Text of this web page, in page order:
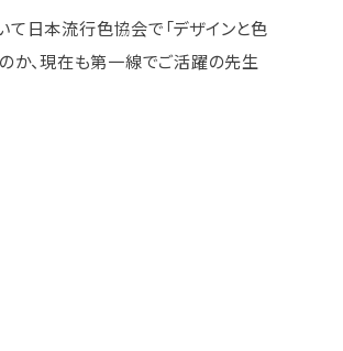
て日本流行色協会で「デザインと色
か、現在も第一線でご活躍の先生